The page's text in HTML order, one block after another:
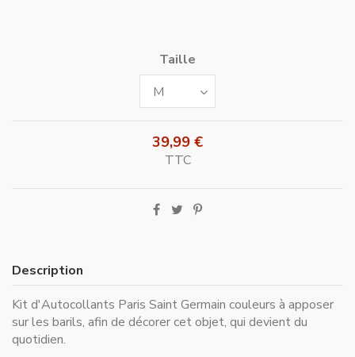
Taille
39,99 €
TTC
Description
Kit d'Autocollants Paris Saint Germain couleurs à apposer
sur les barils, afin de décorer cet objet, qui devient du
quotidien.